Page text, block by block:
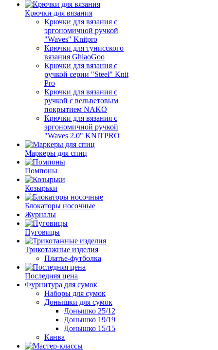
Крючки для вязания
Крючки для вязания с
эргономичной ручкой
"Waves" Knitpro
Крючки для тунисского
вязания GhiaoGoo
Крючки для вязания с
ручкой серии "Steel" Knit
Pro
Крючки для вязания с
ручкой с вельветовым
покрытием NAKO
Крючки для вязания с
эргономичной ручкой
"Waves 2.0" KNITPRO
Маркеры для спиц
Помпоны
Козырьки
Блокаторы носочные
Журналы
Пуговицы
Трикотажные изделия
Платье-футболка
Последняя цена
Фурнитура для сумок
Наборы для сумок
Донышки для сумок
Донышко 25/12
Донышко 19/19
Донышко 15/15
Канва